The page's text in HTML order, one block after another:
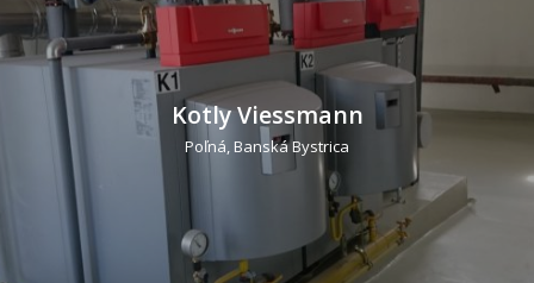
Kotly Viessmann
Poľná, Banská Bystrica